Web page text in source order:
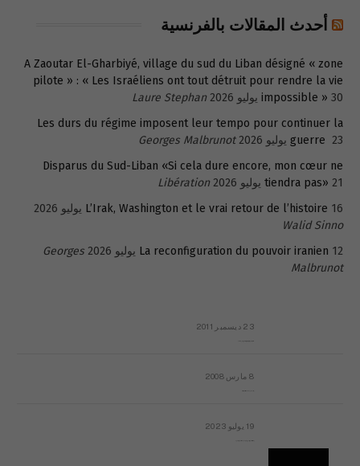
أحدث المقالات بالفرنسية
A Zaoutar El-Gharbiyé, village du sud du Liban désigné « zone
pilote » : « Les Israéliens ont tout détruit pour rendre la vie
impossible » 30 يوليو 2026
Laure Stephan
Les durs du régime imposent leur tempo pour continuer la
guerre 23 يوليو 2026
Georges Malbrunot
Disparus du Sud-Liban «Si cela dure encore, mon cœur ne
tiendra pas» 21 يوليو 2026
Libération
L’Irak, Washington et le vrai retour de l’histoire 16 يوليو 2026
Walid Sinno
La reconfiguration du pouvoir iranien 12 يوليو 2026
Georges
Malbrunot
23 ديسمبر 2011
8 مارس 2008
19 يوليو 2023